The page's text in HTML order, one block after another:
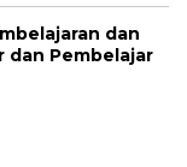
dan
dan Pembelajar